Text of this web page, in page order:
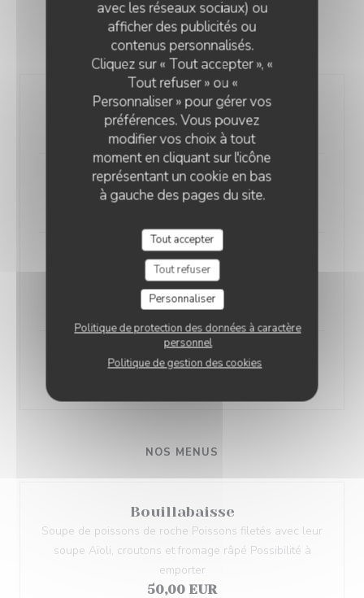
avec les réseaux sociaux) ou
afficher des publicités ou
contenus personnalisés.
Cliquez sur « Tout accepter », «
Tout refuser » ou «
Personnaliser » pour gérer vos
préférences. Vous pouvez
modifier vos choix à tout
moment en cliquant sur l'icône
représentant un cookie en bas
à gauche des pages du site.
Tout accepter
Tout refuser
Personnaliser
Politique de protection des données à caractère
personnel
Politique de gestion des cookies
Le Dessert est à commander en début de repas
11,00 EUR
Le Snikers
Liste des allergènes
Dessert du menu humeur
8,00 EUR
Soufflé glacé
Soufflé glacé à la Chartreuse
Liste des allergènes
Crumble aux fruits de la Crau
NOS MENUS
Bouillabaisse
Soupe de poissons de roche Poissons filetés avec leur
soupe Aïoli, croutons et fromage râpé Possibilité à
emporter
50,00 EUR
RESTAURANT LE BEC FIN